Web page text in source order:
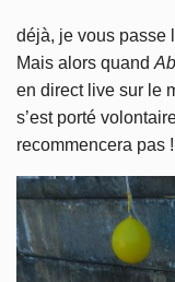
déjà, je vous passe
Mais alors quand
en direct live sur le
s’est porté
recommencera pas !